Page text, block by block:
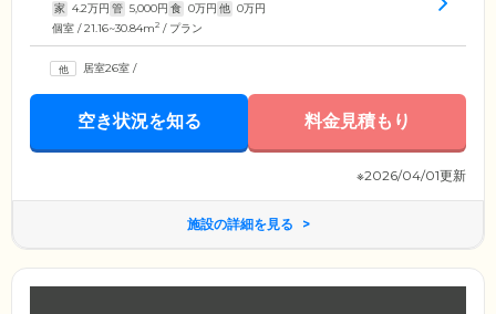
家 4.2万円 管 5,000円 食 0万円 他 0万円
個室 / 21.16~30.84m2 / プラン
居室26室 /
空き状況を知る 料金見積もり
※2026/04/01更新
施設の詳細を見る